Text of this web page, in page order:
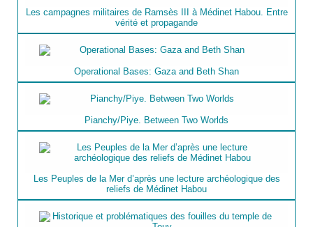
Les campagnes militaires de Ramsès III à Médinet Habou. Entre
vérité et propagande
Operational Bases: Gaza and Beth Shan
Pianchy/Piye. Between Two Worlds
Les Peuples de la Mer d’après une lecture archéologique des
reliefs de Médinet Habou